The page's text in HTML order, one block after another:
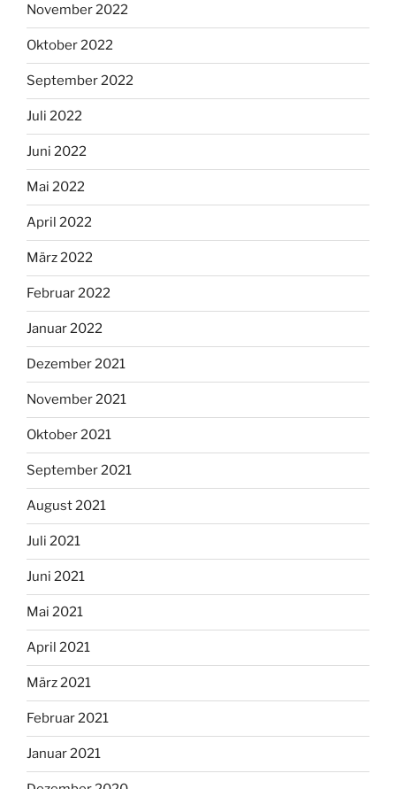
November 2022
Oktober 2022
September 2022
Juli 2022
Juni 2022
Mai 2022
April 2022
März 2022
Februar 2022
Januar 2022
Dezember 2021
November 2021
Oktober 2021
September 2021
August 2021
Juli 2021
Juni 2021
Mai 2021
April 2021
März 2021
Februar 2021
Januar 2021